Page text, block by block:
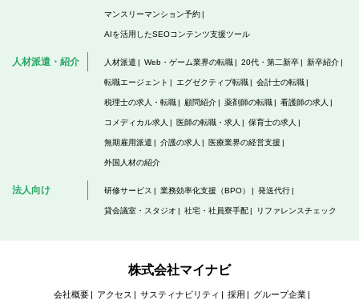
マンスリーマンション予約
AIを活用したSEOコンテンツ支援ツール
人材派遣・紹介 人材派遣 Web・ゲーム業界の転職 20代・第二新卒 新卒紹介
転職エージェント エグゼクティブ転職 会計士の転職
税理士の求人・転職 顧問紹介 薬剤師の転職 看護師の求人
コメディカル求人 医師の転職・求人 保育士の求人
無期雇用派遣 介護の求人 医療業界の経営支援
外国人材の紹介
法人向け 研修サービス 業務効率化支援（BPO） 発送代行
貸会議室・スタジオ 社宅・社員寮手配 リファレンスチェック
株式会社マイナビ
会社概要 アクセス サスティナビリティ 採用 グループ企業